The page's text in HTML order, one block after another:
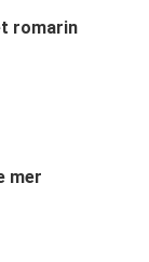
romarin
mer